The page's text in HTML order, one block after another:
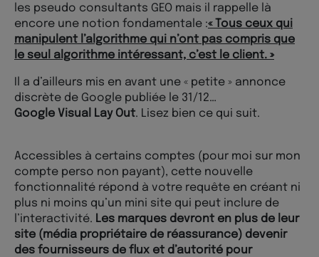
les pseudo consultants GEO mais il rappelle là
encore une notion fondamentale :« Tous ceux qui
manipulent l’algorithme qui n’ont pas compris que
le seul algorithme intéressant, c’est le client. »
Il a d’ailleurs mis en avant une « petite » annonce
discrète de Google publiée le 31/12…
Google Visual Lay Out. Lisez bien ce qui suit.
Accessibles à certains comptes (pour moi sur mon
compte perso non payant), cette nouvelle
fonctionnalité répond à votre requête en créant ni
plus ni moins qu’un mini site qui peut inclure de
l’interactivité. Les marques devront en plus de leur
site (média propriétaire de réassurance) devenir
des fournisseurs de flux et d’autorité pour